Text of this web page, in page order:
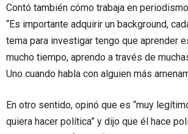
Contó también cómo trabaja en
“Es importante adquirir un background,
tema para investigar tengo que aprender
mucho tiempo, aprendo a través de
Uno cuando habla con alguien más
En otro sentido, opinó que es “muy
quiera hacer política” y dijo que él hace